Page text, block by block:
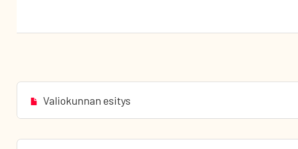
Valiokunnan esitys